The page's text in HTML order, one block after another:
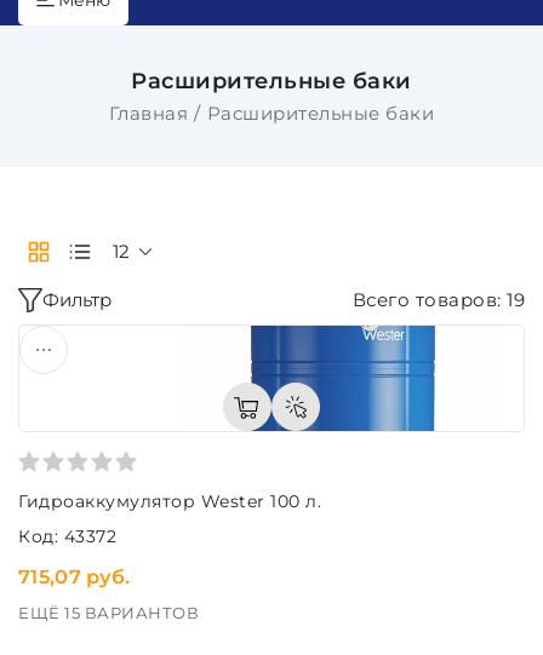
Расширительные баки
Главная Расширительные баки
Фильтр Всего товаров: 19
12
Гидроаккумулятор Wester 100 л.
Код: 43372
715,07 руб.
ЕЩЁ 15 ВАРИАНТОВ